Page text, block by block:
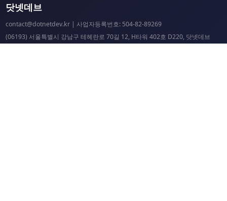
닷넷데브
contact@dotnetdev.kr| 사업자등록번호: 504-82-89269
(06193) 서울특별시 강남구 테헤란로 70길 12, H타워 402호 D220, 닷넷데브